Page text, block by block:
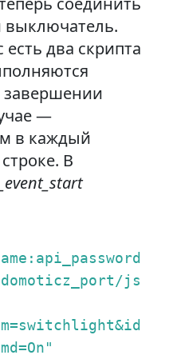
выключатель.
два скрипта
—
в каждый
В
js